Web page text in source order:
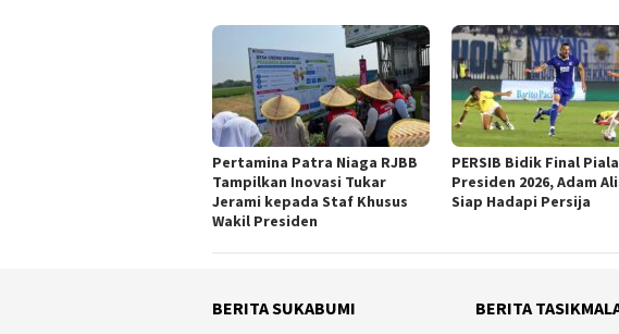
Pertamina Patra Niaga RJBB
Tampilkan Inovasi Tukar
Jerami kepada Staf Khusus
Wakil Presiden
PERSIB Bidik Final Piala
Presiden 2026, Adam
Siap Hadapi Persija
BERITA SUKABUMI BERITA